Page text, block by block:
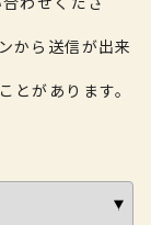
から送信が出来
があります。